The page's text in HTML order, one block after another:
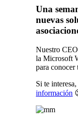
Una
nuevas
Nuestro
la Microsoft
para conocer
Si te
información